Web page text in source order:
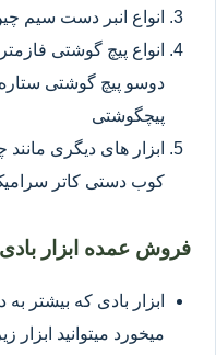
انواع انبر دست سیم
انواع پیچ گوشتی
دوسو پیچ گوشتی
پیچگوشتی
ابزار های دیگری
کوب دستی کاتر
فروش عمده ابزار بادی
ابزار بادی که بیشتر
میخورد میتوانید